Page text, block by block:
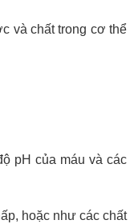
và chất trong cơ thể
pH của máu và các
hoặc như các chất